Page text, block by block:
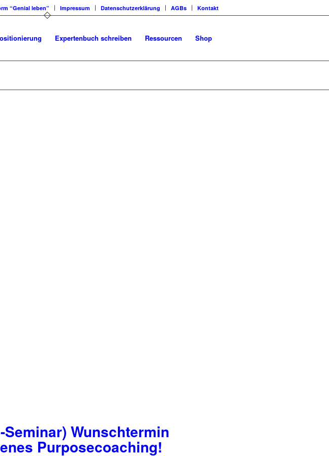
“Genial leben” Impressum Datenschutzerklärung AGBs Kontakt
Expertenbuch schreiben Ressourcen Shop
Wunschtermin
Purposecoaching!